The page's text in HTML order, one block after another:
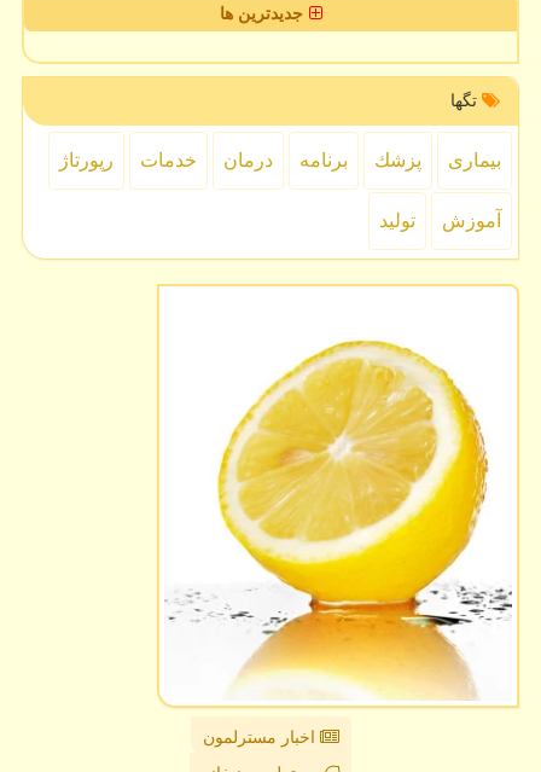
جدیدترین ها
تگها
بیماری پزشك برنامه درمان خدمات رپورتاژ
آموزش تولید
اخبار مسترلمون